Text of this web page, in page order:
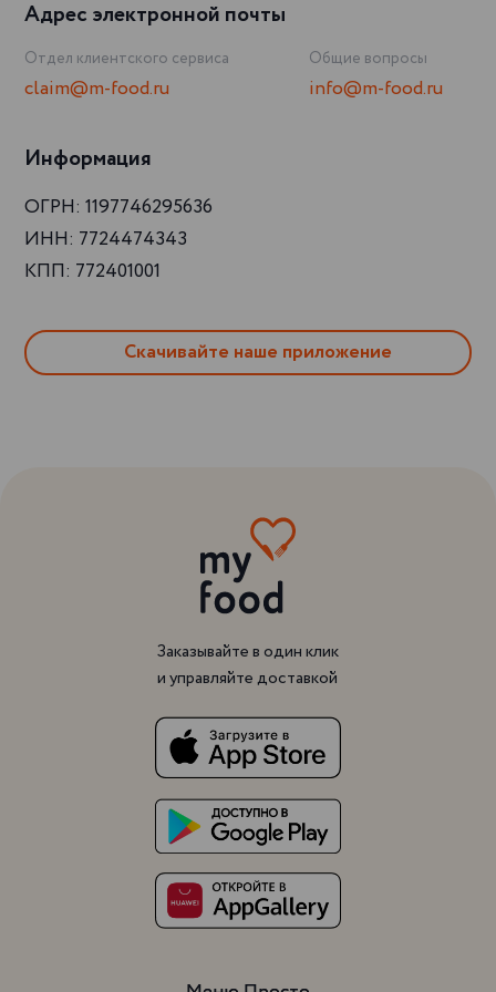
Адрес электронной почты
Отдел клиентского сервиса
claim@m-food.ru
Общие вопросы
info@m-food.ru
Информация
ОГРН: 1197746295636
ИНН: 7724474343
КПП: 772401001
Скачивайте наше приложение
Заказывайте в один клик
и управляйте доставкой